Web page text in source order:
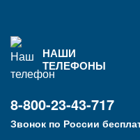
НАШИ
ТЕЛЕФОНЫ
8-800-23-43-717
Звонок по России